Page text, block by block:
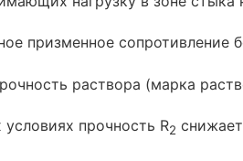
призменное сопротивление
раствора (марка
прочность R2